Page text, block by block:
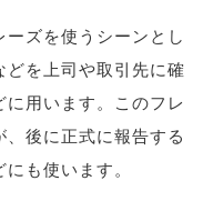
ーズを使うシーンとし
を上司や取引先に確
用います。このフレ
後に正式に報告する
も使います。